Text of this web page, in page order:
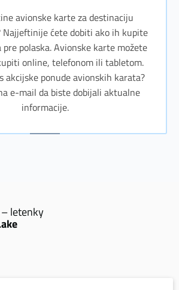
avionske karte za destinaciju
Najjeftinije ćete dobiti ako ih kupite
polaska. Avionske karte možete
online, telefonom ili tabletom.
akcijske ponude avionskih karata?
e-mail da biste dobijali aktualne
informacije.
letenky